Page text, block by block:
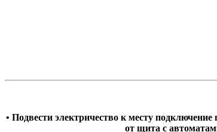
• Подвести электричество к месту
от щита с